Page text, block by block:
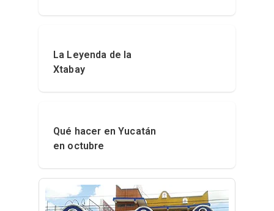
La Leyenda de la
Xtabay
Qué hacer en Yucatán
en octubre